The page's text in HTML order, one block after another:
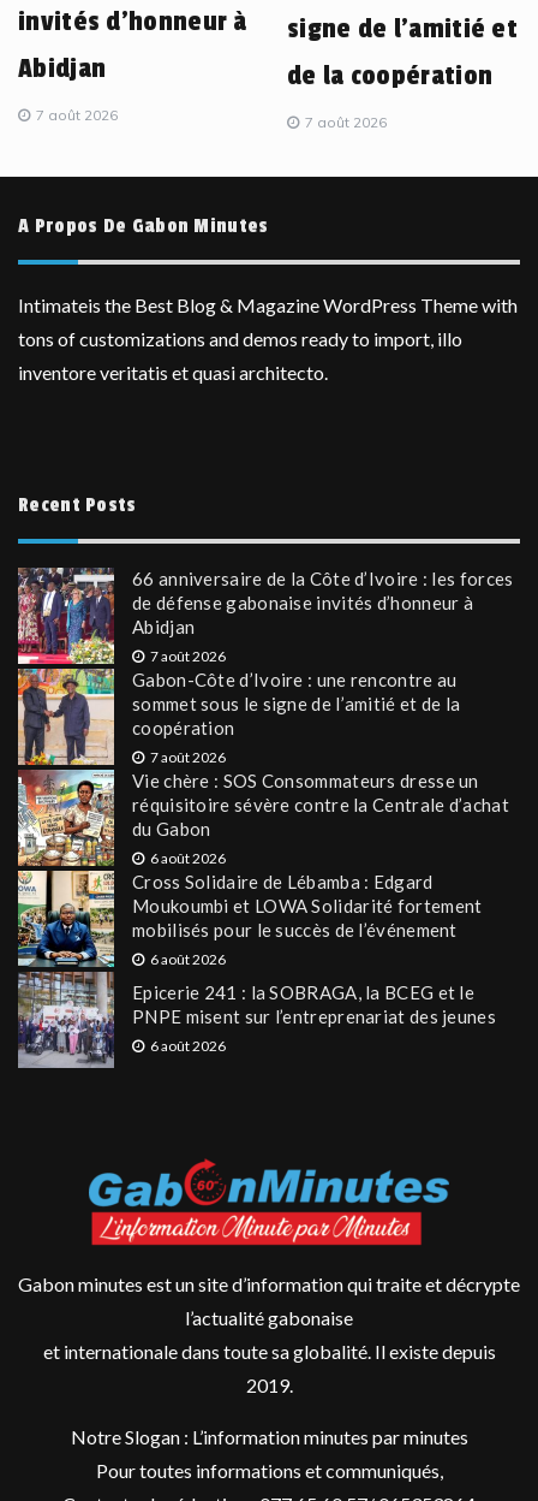
invités d’honneur à
Abidjan
7 août 2026
signe de l’amitié et
de la coopération
7 août 2026
A Propos De Gabon Minutes
Intimateis the Best Blog & Magazine WordPress Theme with
tons of customizations and demos ready to import, illo
inventore veritatis et quasi architecto.
Recent Posts
66 anniversaire de la Côte d’Ivoire : les forces
de défense gabonaise invités d’honneur à
Abidjan
7 août 2026
Gabon-Côte d’Ivoire : une rencontre au
sommet sous le signe de l’amitié et de la
coopération
7 août 2026
Vie chère : SOS Consommateurs dresse un
réquisitoire sévère contre la Centrale d’achat
du Gabon
6 août 2026
Cross Solidaire de Lébamba : Edgard
Moukoumbi et LOWA Solidarité fortement
mobilisés pour le succès de l’événement
6 août 2026
Epicerie 241 : la SOBRAGA, la BCEG et le
PNPE misent sur l’entreprenariat des jeunes
6 août 2026
Gabon minutes est un site d’information qui traite et décrypte
l’actualité gabonaise
et internationale dans toute sa globalité. Il existe depuis
2019.
Notre Slogan : L’information minutes par minutes
Pour toutes informations et communiqués,